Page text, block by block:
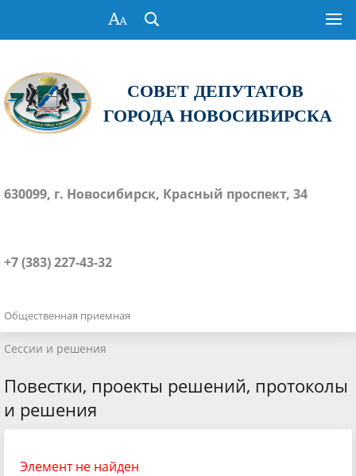
СОВЕТ ДЕПУТАТОВ
ГОРОДА НОВОСИБИРСКА
630099, г. Новосибирск, Красный проспект, 34
+7 (383) 227-43-32
Общественная приемная
Сессии и решения
Повестки, проекты решений, протоколы
и решения
Элемент не найден